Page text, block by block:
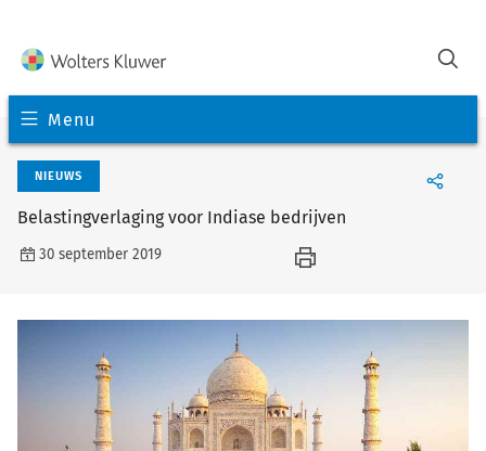
Menu
NIEUWS
Belastingverlaging voor Indiase bedrijven
30 september 2019